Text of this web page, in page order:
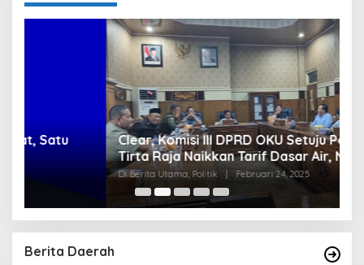
Clear, Komisi III DPRD OKU Setuju Perumda
Tirta Raja Naikkan Tarif Dasar Air, Namun
Di Berita Utama, Politik | Februari 24, 2025
Berita Daerah